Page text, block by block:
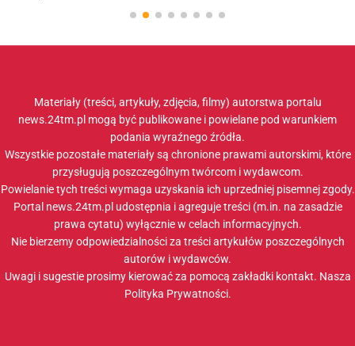
Materiały (treści, artykuły, zdjęcia, filmy) autorstwa portalu
news.24tm.pl mogą być publikowane i powielane pod warunkiem
podania wyraźnego źródła.
Wszystkie pozostałe materiały są chronione prawami autorskimi, które
przysługują poszczególnym twórcom i wydawcom.
Powielanie tych treści wymaga uzyskania ich uprzedniej pisemnej zgody.
Portal news.24tm.pl udostępnia i agreguje treści (m.in. na zasadzie
prawa cytatu) wyłącznie w celach informacyjnych.
Nie bierzemy odpowiedzialności za treści artykułów poszczególnych
autorów i wydawców.
Uwagi i sugestie prosimy kierować za pomocą zakładki kontakt. Nasza
Polityka Prywatności.